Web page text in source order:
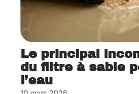
Le principal
du filtre à sable
l’eau